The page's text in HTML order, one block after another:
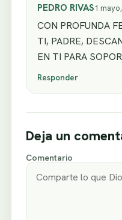
PEDRO RIVAS1
CON PROFUNDA
TI, PADRE,
EN TI PARA
Responder
Deja un
Comentario